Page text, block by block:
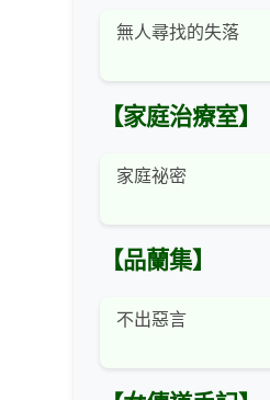
無人尋找的失落
【家庭治療室】
家庭祕密
【品蘭集】
不出惡言